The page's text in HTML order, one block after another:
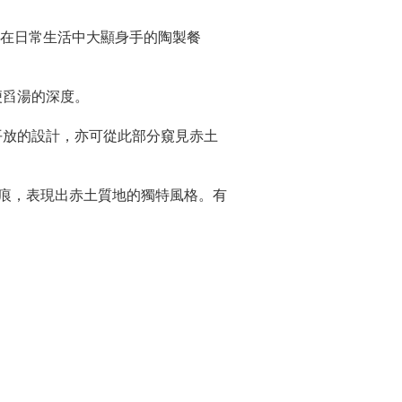
日常生活中大顯身手的陶製餐
湯的深度。
的設計，亦可從此部分窺見赤土
，表現出赤土質地的獨特風格。有